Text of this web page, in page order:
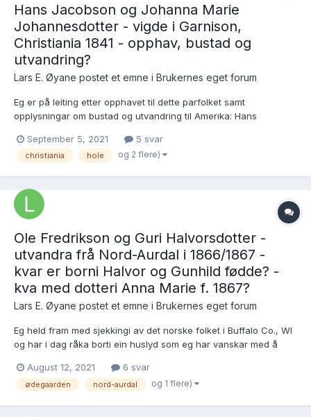
Hans Jacobson og Johanna Marie
Johannesdotter - vigde i Garnison,
Christiania 1841 - opphav, bustad og
utvandring?
Lars E. Øyane postet et emne i Brukernes eget forum
Eg er på leiting etter opphavet til dette parfolket samt
opplysningar om bustad og utvandring til Amerika: Hans
Johannesdotter, f. i Christiania - vigde i Garnison, Christiania
29.4.1841: https://www.digitalarkivet.no/view/327/pv000000...
September 5, 2021 5 svar
christiania hole og 2 flere)
Ole Fredrikson og Guri Halvorsdotter -
utvandra frå Nord-Aurdal i 1866/1867 -
kvar er borni Halvor og Gunhild fødde? -
kva med dotteri Anna Marie f. 1867?
Lars E. Øyane postet et emne i Brukernes eget forum
Eg held fram med sjekkingi av det norske folket i Buffalo Co., WI
og har i dag råka borti ein huslyd som eg har vanskar med å
Halvorsdotter var i 1865 innerstfolk på Ødegaarden i Nord-
Aurdal: https://www.rhd.uit.no/folketelling...
August 12, 2021 6 svar
ødegaarden nord-aurdal og 1 flere)